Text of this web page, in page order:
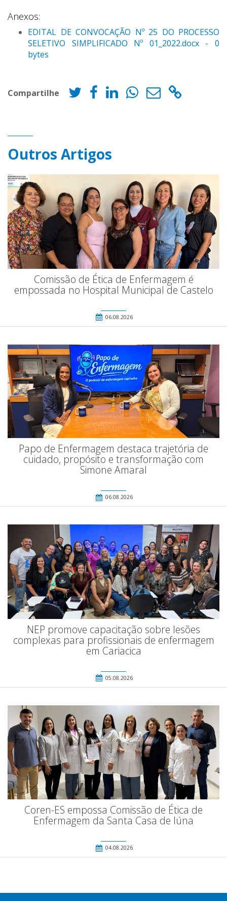
Anexos:
EDITAL DE CONVOCAÇÃO Nº 25 DO PROCESSO
SELETIVO SIMPLIFICADO Nº 01_2022.docx - 0
bytes
Compartilhe
Outros Artigos
Comissão de Ética de Enfermagem é
empossada no Hospital Municipal de Castelo
06.08.2026
Papo de Enfermagem destaca trajetória de
cuidado, propósito e transformação com
Simone Amaral
06.08.2026
NEP promove capacitação sobre lesões
complexas para profissionais de enfermagem
em Cariacica
05.08.2026
Coren-ES empossa Comissão de Ética de
Enfermagem da Santa Casa de Iúna
04.08.2026